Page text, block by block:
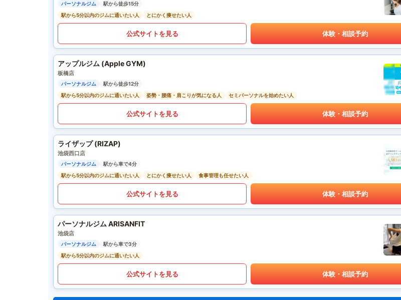
パーソナルジム
駅から徒歩15分
駅から5分以内のジムに通いたい人
とにかく痩せたい人
公式サイトを見る 体験・相談予約
アップルジム (Apple GYM)
板橋店
パーソナルジム
駅から徒歩12分
駅から5分以内のジムに通いたい人
姿勢・腰痛・肩こりが気になる人 セミパーソナルを始めたい人
公式サイトを見る 体験・相談予約
ライザップ (RIZAP)
池袋西口店
パーソナルジム
駅から車で4分
駅から5分以内のジムに通いたい人
とにかく痩せたい人 食事管理も任せたい人
公式サイトを見る 体験・相談予約
パーソナルジム ARISANFIT
池袋店
パーソナルジム
駅から車で3分
駅から5分以内のジムに通いたい人
公式サイトを見る 体験・相談予約